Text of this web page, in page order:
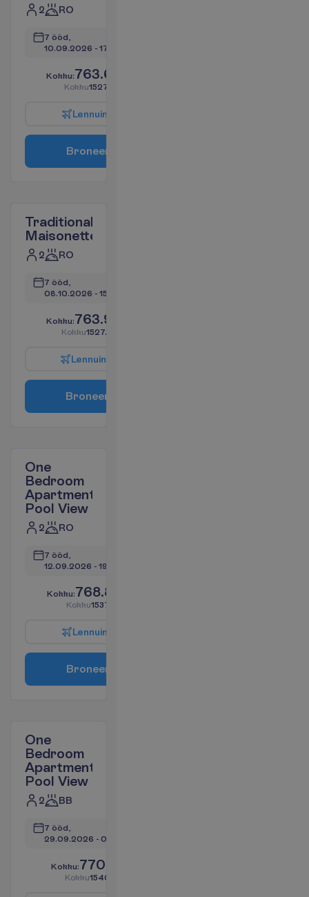
2 RO
7 ööd,
10.09.2026 - 17.09.2026
Kokku:763.68
Kokku1527.37
Lennuin
Broneer
Traditional
Maisonette
2 RO
7 ööd,
08.10.2026 - 15.10.2026
Kokku:763.91
Kokku1527.82
Lennuin
Broneer
One
Bedroom
Apartment
Pool View
2 RO
7 ööd,
12.09.2026 - 19.09.2026
Kokku:768.85
Kokku1537.71
Lennuin
Broneer
One
Bedroom
Apartment
Pool View
2 BB
7 ööd,
29.09.2026 - 06.10.2026
Kokku:770.18
Kokku1540.37